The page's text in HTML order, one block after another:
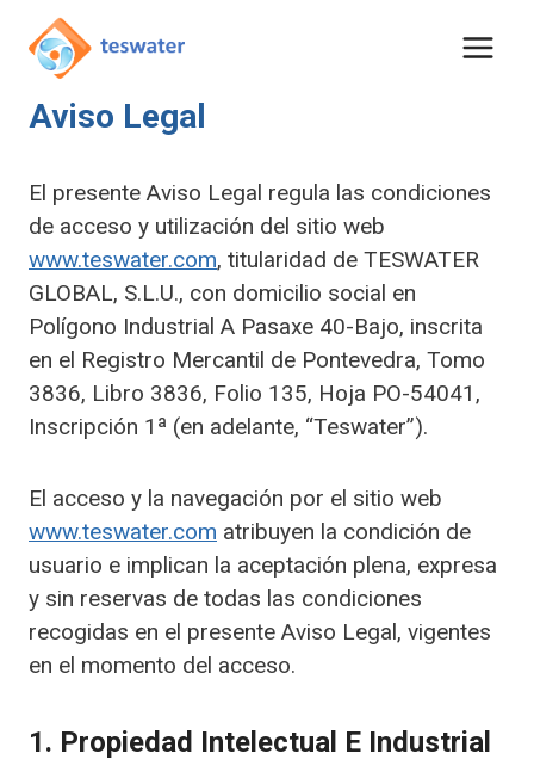
Saltar
contenido
Aviso Legal
El presente Aviso Legal regula las condiciones
de acceso y utilización del sitio web
www.teswater.com, titularidad de TESWATER
GLOBAL, S.L.U., con domicilio social en
Polígono Industrial A Pasaxe 40-Bajo, inscrita
en el Registro Mercantil de Pontevedra, Tomo
3836, Libro 3836, Folio 135, Hoja PO-54041,
Inscripción 1ª (en adelante, “Teswater”).
El acceso y la navegación por el sitio web
www.teswater.com atribuyen la condición de
usuario e implican la aceptación plena, expresa
y sin reservas de todas las condiciones
recogidas en el presente Aviso Legal, vigentes
en el momento del acceso.
1. Propiedad Intelectual E Industrial